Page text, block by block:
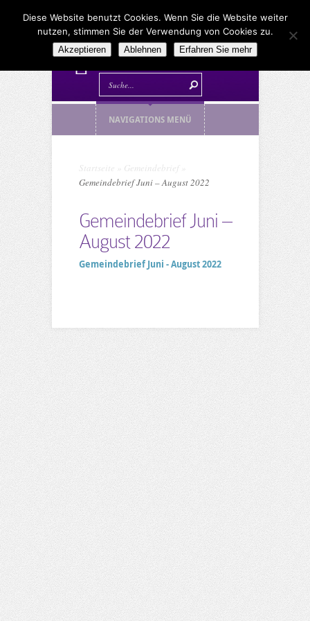
NAVIGATIONS MENÜ
Startseite Gemeindebrief
Gemeindebrief Juni – August 2022
Gemeindebrief Juni –
August 2022
Gemeindebrief Juni - August 2022
Diese Website benutzt Cookies. Wenn Sie die Website weiter
nutzen, stimmen Sie der Verwendung von Cookies zu.
Akzeptieren Ablehnen Erfahren Sie mehr